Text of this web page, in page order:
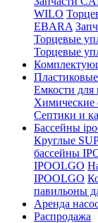
WILO
EBARA
Торцевые
Торцевые
Емкости для
Химические
Септики и
Бассейны
Круглые
бассейны
IPOOLGO
IPOOLGO
павильоны
Аренда
Распродажа